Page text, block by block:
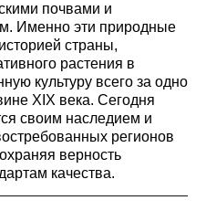
почвами и
Именно эти природные
страны,
растения в
культуру всего за одно
XIX века. Сегодня
своим наследием и
регионов
верность
качества.